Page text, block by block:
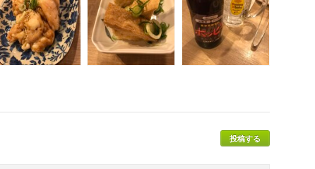
投稿する